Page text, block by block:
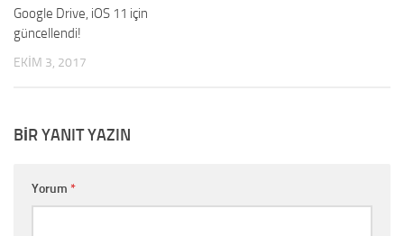
Google Drive, iOS 11 için
güncellendi!
EKIM 3, 2017
BIR YANIT YAZIN
Yorum *